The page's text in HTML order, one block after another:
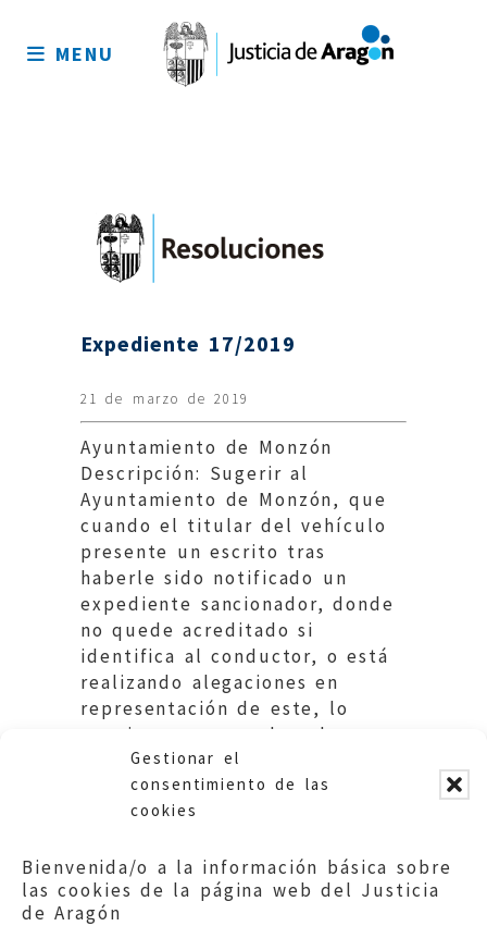
Gestionar el
consentimiento de las
cookies
Bienvenida/o a la información básica sobre
las cookies de la página web del Justicia
de Aragón
sitio
MENU
Expediente 17/2019
21 de marzo de 2019
Ayuntamiento de Monzón
Descripción: Sugerir al
Ayuntamiento de Monzón, que
cuando el titular del vehículo
presente un escrito tras
haberle sido notificado un
expediente sancionador, donde
no quede acreditado si
identifica al conductor, o está
realizando alegaciones en
representación de este, lo
requiera para que lo subsane y
actúe en consecuencia.